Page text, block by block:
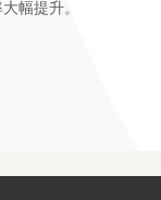
幅提升。